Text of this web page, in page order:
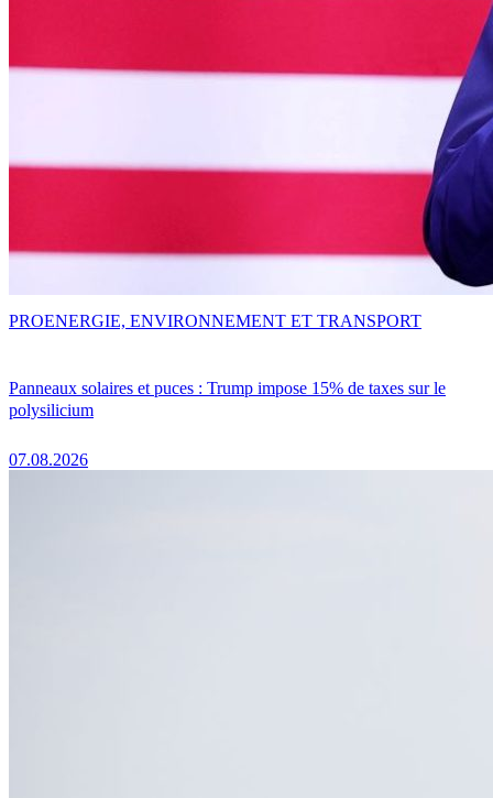
Panneaux solaires et puces : Trump impose 15% de taxes sur le
polysilicium
07.08.2026
PROENERGIE, ENVIRONNEMENT ET TRANSPORT